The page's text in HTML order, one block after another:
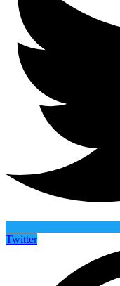
Twitter